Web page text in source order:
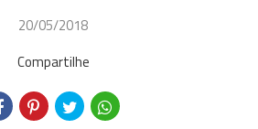
20/05/2018
Compartilhe